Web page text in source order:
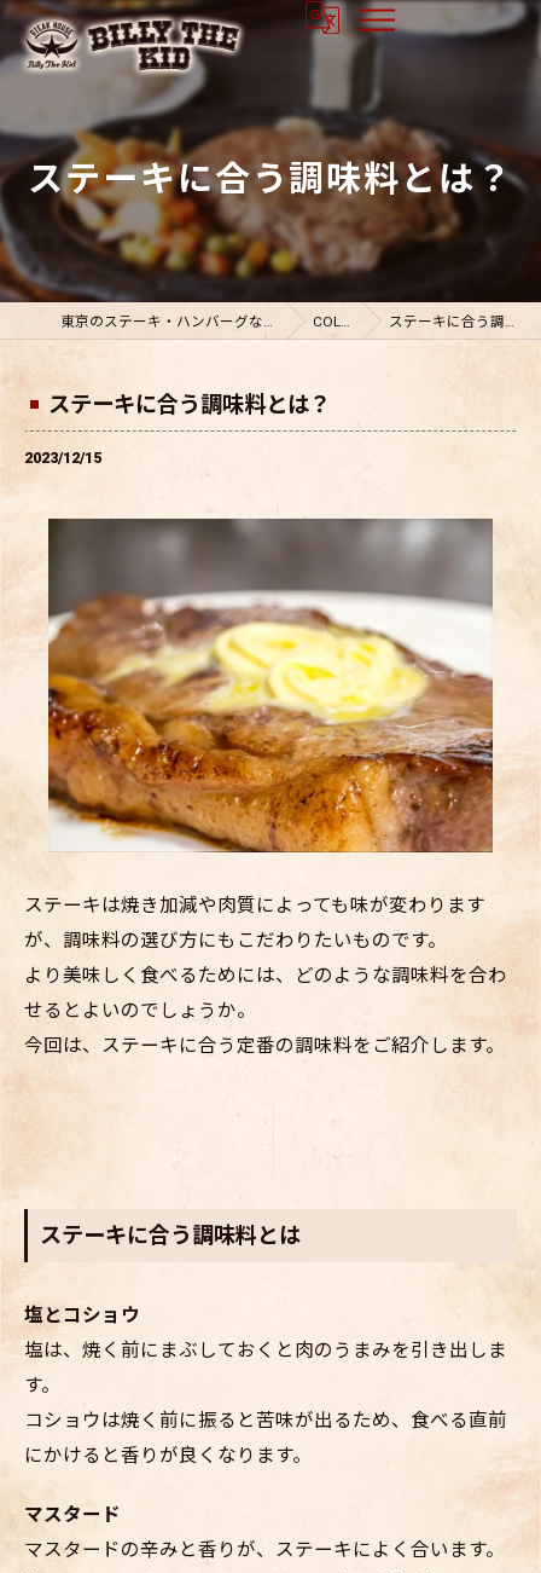
ステーキに合う調味料とは？
東京のステーキ・ハンバーグならビリーザキット COLUMN ステーキに合う調味料とは？
ステーキに合う調味料とは？
2023/12/15
ステーキは焼き加減や肉質によっても味が変わります
が、調味料の選び方にもこだわりたいものです。
より美味しく食べるためには、どのような調味料を合わ
せるとよいのでしょうか。
今回は、ステーキに合う定番の調味料をご紹介します。
ステーキに合う調味料とは
塩とコショウ
塩は、焼く前にまぶしておくと肉のうまみを引き出しま
す。
コショウは焼く前に振ると苦味が出るため、食べる直前
にかけると香りが良くなります。
マスタード
マスタードの辛みと香りが、ステーキによく合います。